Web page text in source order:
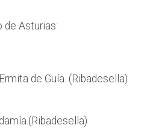
de Asturias:
de Guía. (Ribadesella)